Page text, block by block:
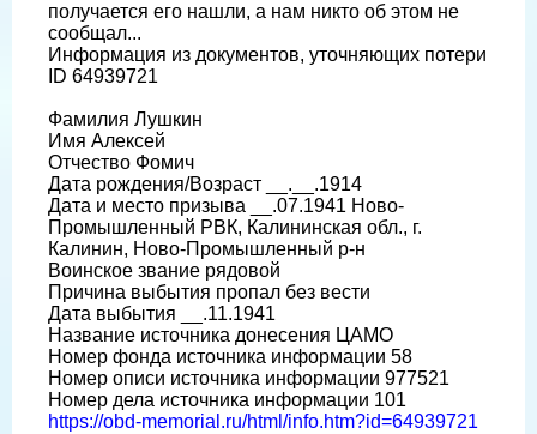
получается его нашли, а нам никто об этом не
сообщал...
Информация из документов, уточняющих потери
ID 64939721
Фамилия Лушкин
Имя Алексей
Отчество Фомич
Дата рождения/Возраст __.__.1914
Дата и место призыва __.07.1941 Ново-
Промышленный РВК, Калининская обл., г.
Калинин, Ново-Промышленный р-н
Воинское звание рядовой
Причина выбытия пропал без вести
Дата выбытия __.11.1941
Название источника донесения ЦАМО
Номер фонда источника информации 58
Номер описи источника информации 977521
Номер дела источника информации 101
https://obd-memorial.ru/html/info.htm?id=64939721